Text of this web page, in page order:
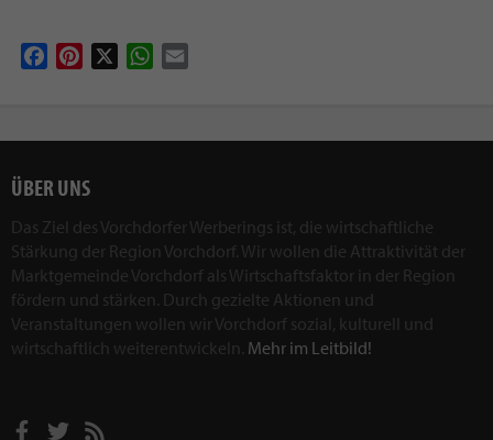
FacebookPinterest WhatsApp
ÜBER UNS
Das Ziel des Vorchdorfer Werberings ist, die wirtschaftliche
Stärkung der Region Vorchdorf. Wir wollen die Attraktivität der
Marktgemeinde Vorchdorf als Wirtschaftsfaktor in der Region
fördern und stärken. Durch gezielte Aktionen und
Veranstaltungen wollen wir Vorchdorf sozial, kulturell und
wirtschaftlich weiterentwickeln. Mehr im Leitbild!